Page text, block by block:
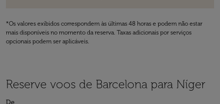
*Os valores exibidos correspondem às últimas 48 horas e podem não estar
mais disponíveis no momento da reserva. Taxas adicionais por serviços
opcionais podem ser aplicáveis.
Reserve voos de Barcelona para Níger
De